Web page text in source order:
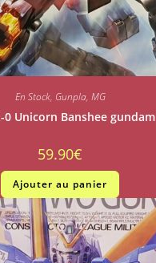
En Stock, Gunpla, MG
0 Unicorn Banshee gundam
59.90€
Ajouter au panier